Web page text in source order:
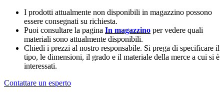
I prodotti attualmente non disponibili in magazzino possono
essere consegnati su richiesta.
Puoi consultare la pagina In magazzino per vedere quali
materiali sono attualmente disponibili.
Chiedi i prezzi al nostro responsabile. Si prega di specificare il
tipo, le dimensioni, il grado e il materiale della merce a cui si è
interessati.
Contattare un esperto